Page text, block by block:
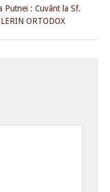
Putnei : Cuvânt la Sf.
ORTODOX